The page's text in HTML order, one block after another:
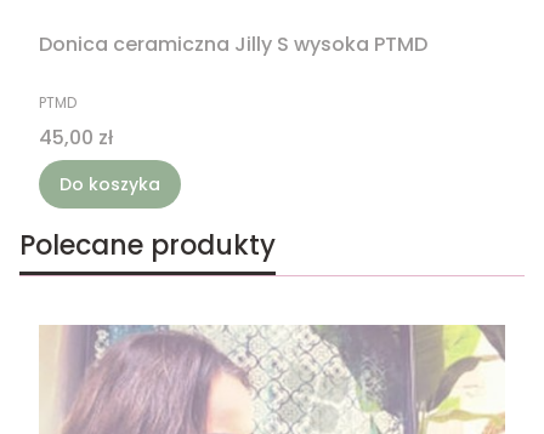
Donica ceramiczna Jilly S wysoka PTMD
PRODUCENT
PTMD
Cena
45,00 zł
Do koszyka
Polecane produkty